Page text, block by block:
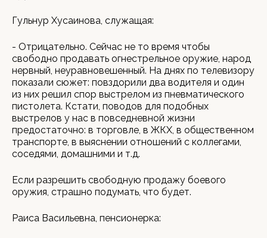
Гульнур Хусаинова, служащая:
- Отрицательно. Сейчас не то время чтобы
свободно продавать огнестрельное оружие, народ
нервный, неуравновешенный. На днях по телевизору
показали сюжет: повздорили два водителя и один
из них решил спор выстрелом из пневматического
пистолета. Кстати, поводов для подобных
выстрелов у нас в повседневной жизни
предостаточно: в торговле, в ЖКХ, в общественном
транспорте, в выяснении отношений с коллегами,
соседями, домашними и т.д.
Если разрешить свободную продажу боевого
оружия, страшно подумать, что будет.
Раиса Васильевна, пенсионерка: